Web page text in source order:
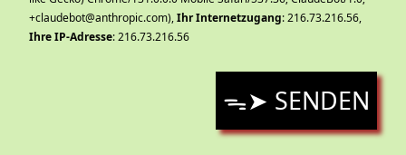
+claudebot@anthropic.com),Ihr Internetzugang: 216.73.216.56,
Ihre IP-Adresse: 216.73.216.56
ᯓ➤ SENDEN